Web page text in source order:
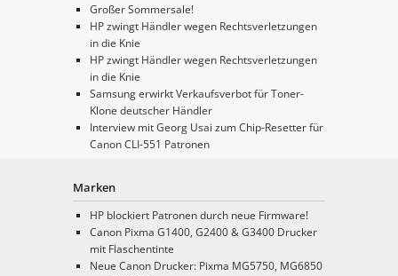
Großer Sommersale!
HP zwingt Händler wegen Rechtsverletzungen
in die Knie
HP zwingt Händler wegen Rechtsverletzungen
in die Knie
Samsung erwirkt Verkaufsverbot für Toner-
Klone deutscher Händler
Interview mit Georg Usai zum Chip-Resetter für
Canon CLI-551 Patronen
Marken
HP blockiert Patronen durch neue Firmware!
Canon Pixma G1400, G2400 & G3400 Drucker
mit Flaschentinte
Neue Canon Drucker: Pixma MG5750, MG6850